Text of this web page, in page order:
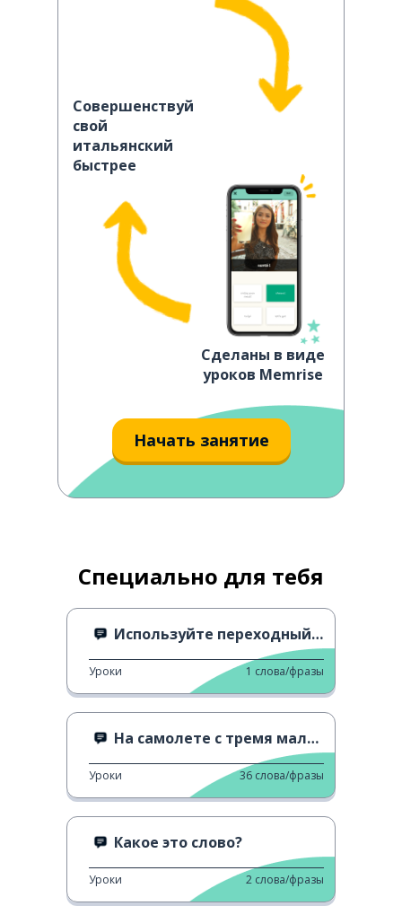
Совершенствуй
свой
итальянский
быстрее
Сделаны в виде
уроков Memrise
Начать занятие
Специально для тебя
Используйте переходный переход
Уроки 1 слова/фразы
На самолете с тремя маленькими детьми
Уроки 36 слова/фразы
Какое это слово?
Уроки 2 слова/фразы